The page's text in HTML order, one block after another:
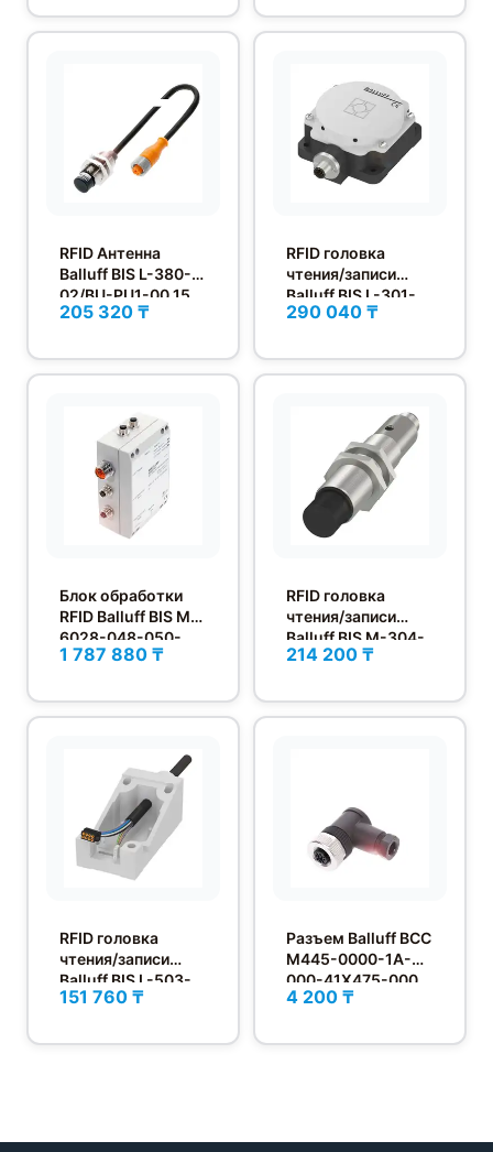
RFID Антенна
Balluff BIS L-380-
02/BU-PU1-00,15
205 320 ₸
RFID головка
чтения/записи
Balluff BIS L-301-
S115
290 040 ₸
Блок обработки
RFID Balluff BIS M-
6028-048-050-
06-ST28
1 787 880 ₸
RFID головка
чтения/записи
Balluff BIS M-304-
001-S115
214 200 ₸
RFID головка
чтения/записи
Balluff BIS L-503-
PU1-10
151 760 ₸
Разъем Balluff BCC
M445-0000-1A-
000-41X475-000
4 200 ₸